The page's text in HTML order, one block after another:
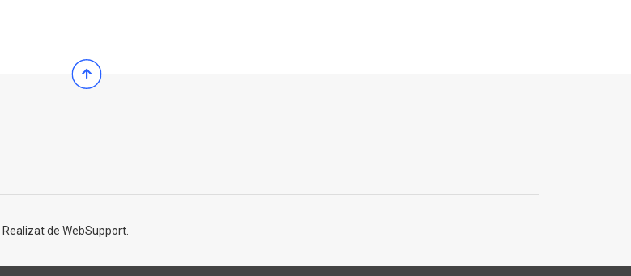
Realizat de WebSupport.